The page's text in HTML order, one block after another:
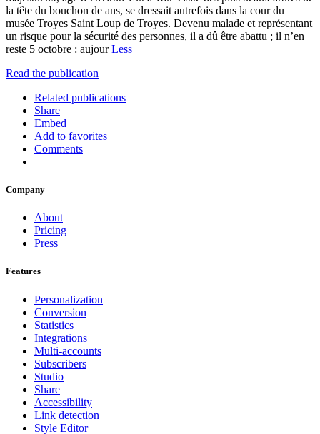
la tête du bouchon de ans, se dressait autrefois dans la cour du
musée Troyes Saint Loup de Troyes. Devenu malade et représentant
un risque pour la sécurité des personnes, il a dû être abattu ; il n’en
reste 5 octobre : aujourLess
Read the publication
Related publications
Share
Embed
Add to favorites
Comments
Company
About
Pricing
Press
Features
Personalization
Conversion
Statistics
Integrations
Multi-accounts
Subscribers
Studio
Share
Accessibility
Link detection
Style Editor